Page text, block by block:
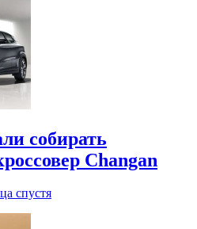
собирать
Changan
спустя